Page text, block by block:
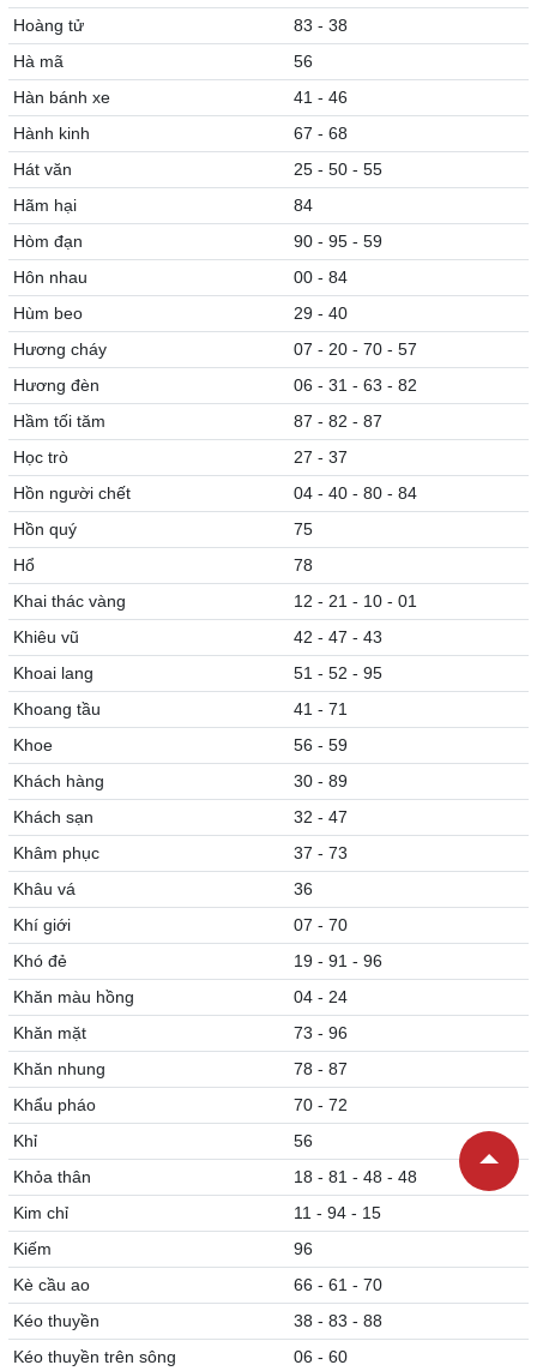
Hoàng tử
83 - 38
Hà mã
56
Hàn bánh xe
41 - 46
Hành kinh
67 - 68
Hát văn
25 - 50 - 55
Hãm hại
84
Hòm đạn
90 - 95 - 59
Hôn nhau
00 - 84
Hùm beo
29 - 40
Hương cháy
07 - 20 - 70 - 57
Hương đèn
06 - 31 - 63 - 82
Hầm tối tăm
87 - 82 - 87
Học trò
27 - 37
Hồn người chết
04 - 40 - 80 - 84
Hồn quý
75
Hổ
78
Khai thác vàng
12 - 21 - 10 - 01
Khiêu vũ
42 - 47 - 43
Khoai lang
51 - 52 - 95
Khoang tầu
41 - 71
Khoe
56 - 59
Khách hàng
30 - 89
Khách sạn
32 - 47
Khâm phục
37 - 73
Khâu vá
36
Khí giới
07 - 70
Khó đẻ
19 - 91 - 96
Khăn màu hồng
04 - 24
Khăn mặt
73 - 96
Khăn nhung
78 - 87
Khẩu pháo
70 - 72
Khỉ
56
Khỏa thân
18 - 81 - 48 - 48
Kim chỉ
11 - 94 - 15
Kiếm
96
Kè cầu ao
66 - 61 - 70
Kéo thuyền
38 - 83 - 88
Kéo thuyền trên sông
06 - 60